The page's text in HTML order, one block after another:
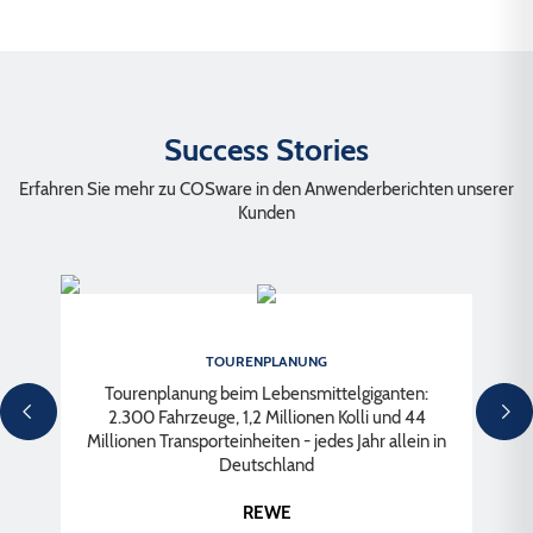
Mobile Lösungen des Infrastruktur-Daten-Managements
Tourenanalyse und Kundenergebnisrechnung
Versicherungsmanagement
Success Stories
Erfahren Sie mehr zu COSware in den Anwenderberichten unserer
Kunden
TOURENPLANUNG
Tourenplanung beim Lebensmittelgiganten:
2.300 Fahrzeuge, 1,2 Millionen Kolli und 44
Millionen Transporteinheiten - jedes Jahr allein in
Deutschland
REWE